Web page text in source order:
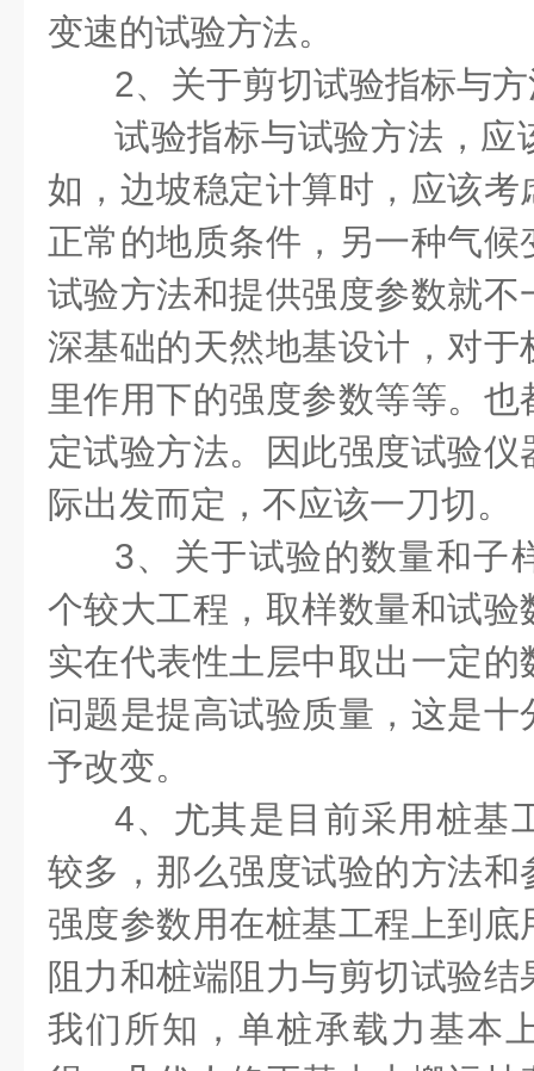
变速的试验方法。
2、关于剪切试验指标与
试验指标与试验方法，应
如，边坡稳定计算时，应该
正常的地质条件，另一种气
试验方法和提供强度参数就
深基础的天然地基设计，对
里作用下的强度参数等等。
定试验方法。因此强度试验
际出发而定，不应该一刀切。
3、关于试验的数量和子
个较大工程，取样数量和试
实在代表性土层中取出一定
问题是提高试验质量，这是
予改变。
4、尤其是目前采用桩基
较多，那么强度试验的方法
强度参数用在桩基工程上到
阻力和桩端阻力与剪切试验
我们所知，单桩承载力基本